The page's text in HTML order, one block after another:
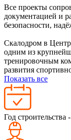
Все проекты
документацией и
безопасности,
Скалодром в
одним из
тренировочным
развития
Показать все
Год строительства